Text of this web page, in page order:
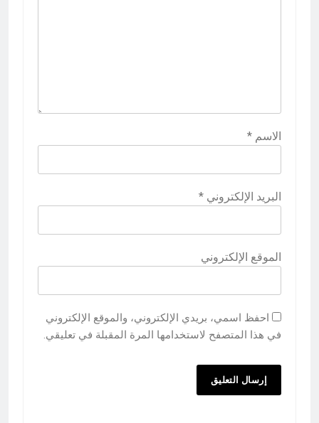
الاسم *
البريد الإلكتروني *
الموقع الإلكتروني
احفظ اسمي، بريدي الإلكتروني، والموقع الإلكتروني
في هذا المتصفح لاستخدامها المرة المقبلة في تعليقي.